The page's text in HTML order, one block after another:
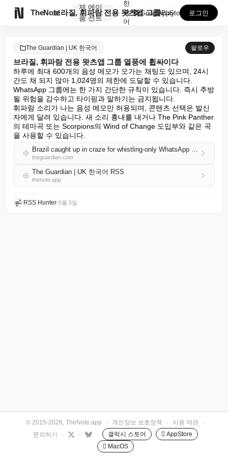
TheNote
제
품
에이
전트
브라질, 휘파람 전용 왓츠앱 그룹 열풍에 휩싸이다
한
국
어
GooglePlay
AppStore 로그인
The Guardian | UK 한국어 팔로우
브라질, 휘파람 전용 왓츠앱 그룹 열풍에 휩싸이다
하루에 최대 600개의 음성 메모가 오가는 채팅도 있으며, 24시
간도 채 되지 않아 1,024명의 제한에 도달할 수 있습니다.
WhatsApp 그룹에는 한 가지 간단한 규칙이 있습니다. 즉시 추방
될 위험을 감수하고 타이핑과 말하기는 금지됩니다.
휘파람 소리가 나는 음성 메모만 허용되며, 콘텐츠 선택은 발신
자에게 달려 있습니다. 새 소리 흉내를 내거나 The Pink Panther
의 테마곡 또는 Scorpions의 Wind of Change 도입부와 같은 곡
을 사용할 수 있습니다.
Brazil caught up in craze for whistling-only WhatsApp groups
theguardian.com
The Guardian | UK 한국어 RSS
thenote.app
RSS Hunter•5월 5일
© 2015-2026, TheNote.app · 개인정보 보호정책 · 이용 약관
·
문의하기
· · · 갤럭시 스토어
 AppStore
 MacOS